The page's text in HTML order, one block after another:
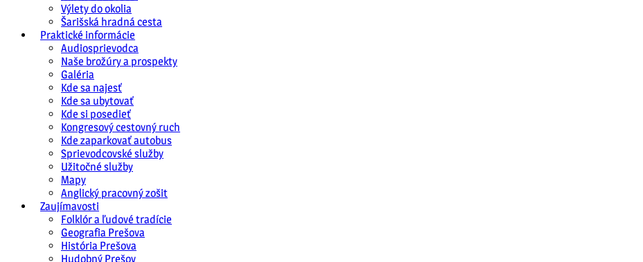
Výlety do okolia
Šarišská hradná cesta
Praktické informácie
Audiosprievodca
Naše brožúry a prospekty
Galéria
Kde sa najesť
Kde sa ubytovať
Kde si posedieť
Kongresový cestovný ruch
Kde zaparkovať autobus
Sprievodcovské služby
Užitočné služby
Mapy
Anglický pracovný zošit
Zaujímavosti
Folklór a ľudové tradície
Geografia Prešova
História Prešova
Hudobný Prešov